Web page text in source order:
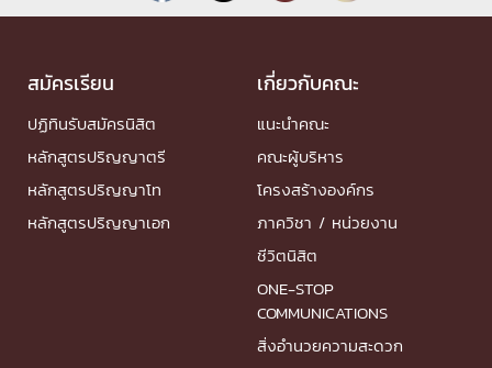
สมัครเรียน
ปฏิทินรับสมัครนิสิต
หลักสูตรปริญญาตรี
หลักสูตรปริญญาโท
หลักสูตรปริญญาเอก
เกี่ยวกับคณะ
แนะนำคณะ
คณะผู้บริหาร
โครงสร้างองค์กร
ภาควิชา / หน่วยงาน
ชีวิตนิสิต
ONE-STOP
COMMUNICATIONS
สิ่งอำนวยความสะดวก